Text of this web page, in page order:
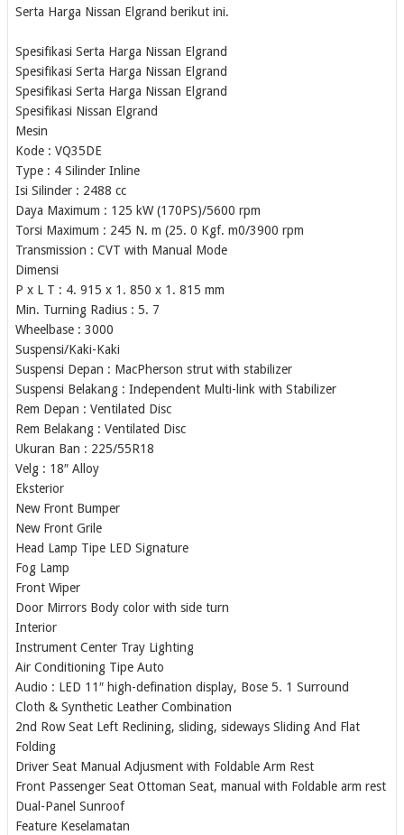
Serta Harga Nissan Elgrand berikut ini.
Spesifikasi Serta Harga Nissan Elgrand
Spesifikasi Serta Harga Nissan Elgrand
Spesifikasi Serta Harga Nissan Elgrand
Spesifikasi Nissan Elgrand
Mesin
Kode : VQ35DE
Type : 4 Silinder Inline
Isi Silinder : 2488 cc
Daya Maximum : 125 kW (170PS)/5600 rpm
Torsi Maximum : 245 N. m (25. 0 Kgf. m0/3900 rpm
Transmission : CVT with Manual Mode
Dimensi
P x L T : 4. 915 x 1. 850 x 1. 815 mm
Min. Turning Radius : 5. 7
Wheelbase : 3000
Suspensi/Kaki-Kaki
Suspensi Depan : MacPherson strut with stabilizer
Suspensi Belakang : Independent Multi-link with Stabilizer
Rem Depan : Ventilated Disc
Rem Belakang : Ventilated Disc
Ukuran Ban : 225/55R18
Velg : 18″ Alloy
Eksterior
New Front Bumper
New Front Grile
Head Lamp Tipe LED Signature
Fog Lamp
Front Wiper
Door Mirrors Body color with side turn
Interior
Instrument Center Tray Lighting
Air Conditioning Tipe Auto
Audio : LED 11″ high-defination display, Bose 5. 1 Surround
Cloth & Synthetic Leather Combination
2nd Row Seat Left Reclining, sliding, sideways Sliding And Flat
Folding
Driver Seat Manual Adjusment with Foldable Arm Rest
Front Passenger Seat Ottoman Seat, manual with Foldable arm rest
Dual-Panel Sunroof
Feature Keselamatan